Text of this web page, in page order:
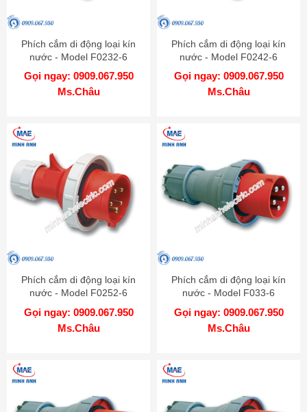
Phích cắm di động loại kín
nước - Model F0232-6
Gọi ngay: 0909.067.950
Ms.Châu
Phích cắm di động loại kín
nước - Model F0242-6
Gọi ngay: 0909.067.950
Ms.Châu
Phích cắm di động loại kín
nước - Model F0252-6
Gọi ngay: 0909.067.950
Ms.Châu
Phích cắm di động loại kín
nước - Model F033-6
Gọi ngay: 0909.067.950
Ms.Châu